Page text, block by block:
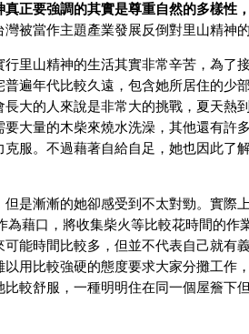
真正要強調的其實是尊重自然的多樣性
灣被當作主題產業發展反倒對里山精神的
里山精神的生活其實非常辛苦，為了
遍年代比較久遠，包含她所居住的少
大的人來說是非常大的挑戰，夏天熱
大量的木柴來燒水洗澡，其他還有許
服。不過藉著自給自足，她也因此了
是漸漸的她卻感受到不太對勁。實際
藉口，將收集柴火等比較花時間的作
能時間比較多，但並不代表自己就有
用比較強硬的態度要求大家分攤工作
較舒服，一種明明住在同一個屋簷下